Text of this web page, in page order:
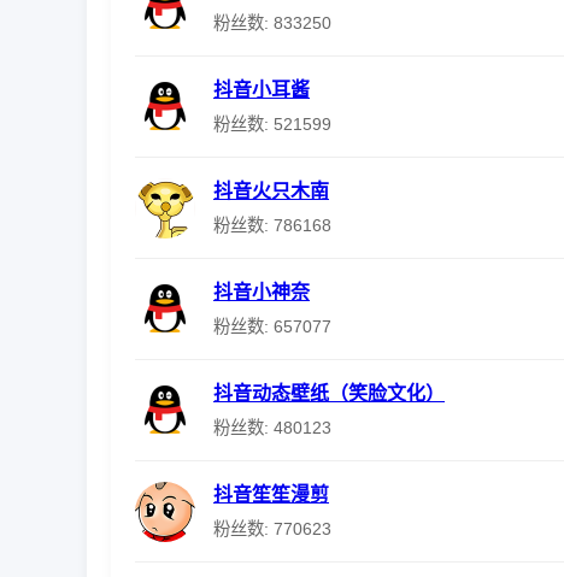
粉丝数: 833250
抖音小耳酱
粉丝数: 521599
抖音火只木南
粉丝数: 786168
抖音小神奈
粉丝数: 657077
抖音动态壁纸（笑脸文化）
粉丝数: 480123
抖音笙笙漫剪
粉丝数: 770623